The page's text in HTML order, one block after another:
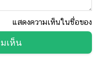
แสดงความเห็นในชื่อของ
เห็น